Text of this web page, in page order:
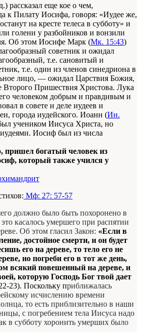
рассказал еще кое о чем,
к Пилату Иосифа, говоря: «Иудее же,
на кресте телеса в субботу» и
голени у разбойников и вонзили
Об этом Иосифе Марк (Мк. 15:43)
советник и ожидал
т.е. сановитый и
т.е. один из членов синедриона в
лицо, — ожидал Царствия Божия,
Второго Пришествия Христова. Лука
человеком добрым и правдивым и
в совете и деле иудеев и
города иудейского. Иоанн (Ин.
учеником Иисуса Христа, но
Иосиф был из числа
пришел богатый человек из
который также учился у
Мф: 27: 57-57
должно было быть похоронено в
касалось умершего при распятии
Об этом гласил Закон: «Если в
достойное смерти, и он будет
его на дереве, то тело его не
но погреби его в тот же день,
всякий повешенный на дереве, и
которую Господь Бог твой дает
23). Поскольку приближалась
исчислению времени
то есть приблизительно в наши
с погребением тела Иисуса надо
в субботу хоронить умерших было